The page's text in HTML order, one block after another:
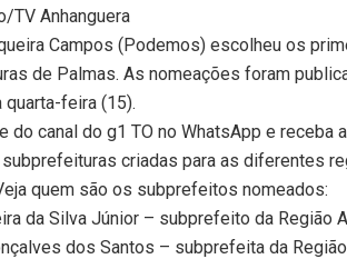
TV Anhanguera
Campos (Podemos) escolheu os
de Palmas. As nomeações foram
feira (15).
do canal do g1 TO no WhatsApp e receba
subprefeituras criadas para as diferentes
quem são os subprefeitos nomeados:
da Silva Júnior – subprefeito da Região
dos Santos – subprefeita da